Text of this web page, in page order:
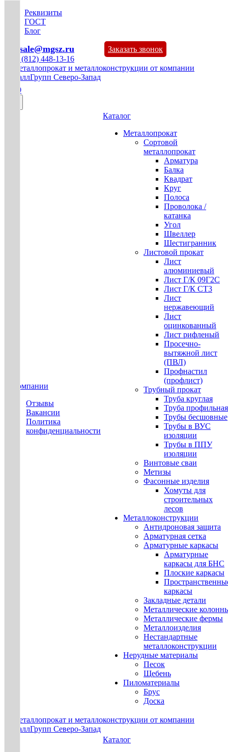
Реквизиты
ГОСТ
Блог
mg-sale@mgsz.ru
Заказать звонок
+7 (812) 448-13-16
0
О компании
Отзывы
Вакансии
Политика
конфиденциальности
Каталог
Металлопрокат
Сортовой
металлопрокат
Арматура
Балка
Квадрат
Круг
Полоса
Проволока /
катанка
Угол
Швеллер
Шестигранник
Листовой прокат
Лист
алюминиевый
Лист Г/К 09Г2С
Лист Г/К СТ3
Лист
нержавеющий
Лист
оцинкованный
Лист рифленый
Просечно-
вытяжной лист
(ПВЛ)
Профнастил
(профлист)
Трубный прокат
Труба круглая
Труба профильная
Трубы бесшовные
Трубы в ВУС
изоляции
Трубы в ППУ
изоляции
Винтовые сваи
Метизы
Фасонные изделия
Хомуты для
строительных
лесов
Металлоконструкции
Антидроновая защита
Арматурная сетка
Арматурные каркасы
Арматурные
каркасы для БНС
Плоские каркасы
каркасы
Закладные детали
Металлические
Металлические фермы
Металлоизделия
Нестандартные
металлоконструкции
Нерудные материалы
Песок
Щебень
Пиломатериалы
Брус
Доска
Каталог